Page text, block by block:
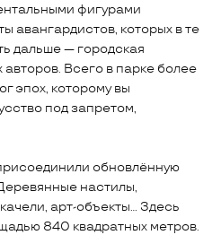
фигурами
авангардистов, которых в те
дальше — городская
Всего в парке более
эпох, которому вы
под запретом,
обновлённую
настилы,
арт-объекты… Здесь
840 квадратных метров.